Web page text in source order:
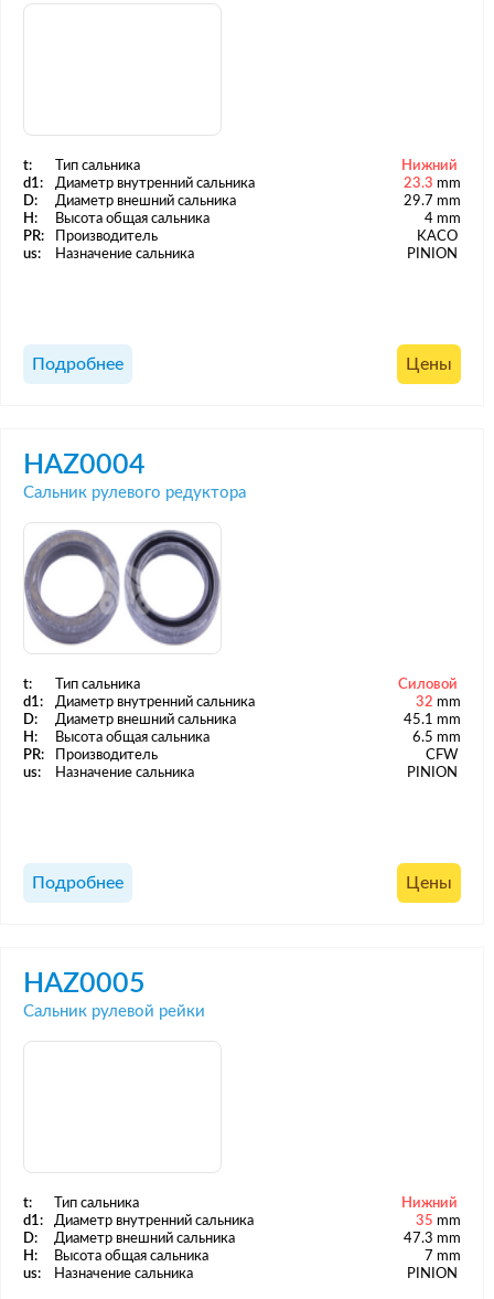
t: Тип сальника
Нижний
d1:
Диаметр внутренний сальника 23.3 mm
D:
Диаметр внешний сальника
29.7 mm
H:
Высота общая сальника
4 mm
PR:
Производитель
KACO
us:
Назначение сальника PINION
Подробнее Цены
HAZ0004
Сальник рулевого редуктора
t: Тип сальника
Силовой
d1:
Диаметр внутренний сальника 32 mm
D:
Диаметр внешний сальника
45.1 mm
H:
Высота общая сальника
6.5 mm
PR:
Производитель
CFW
us:
Назначение сальника PINION
Подробнее Цены
HAZ0005
Сальник рулевой рейки
t: Тип сальника
Нижний
d1:
Диаметр внутренний сальника 35 mm
D:
Диаметр внешний сальника
47.3 mm
H:
Высота общая сальника
7 mm
us:
Назначение сальника PINION